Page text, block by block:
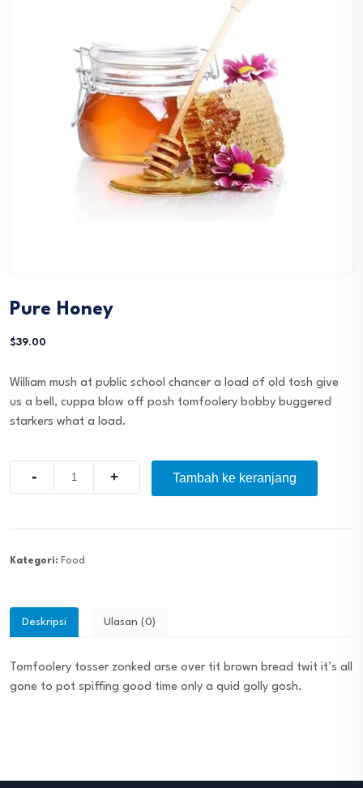
Pure Honey
$39.00
William mush at public school chancer a load of old tosh give
us a bell, cuppa blow off posh tomfoolery bobby buggered
starkers what a load.
Tambah ke keranjang
Kategori: Food
Deskripsi Ulasan (0)
Tomfoolery tosser zonked arse over tit brown bread twit it’s all
gone to pot spiffing good time only a quid golly gosh.